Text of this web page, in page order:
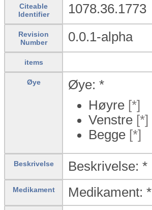
Citeable
Identifier
1078.36.1773
Revision
Number
0.0.1-alpha
items
Øye
Øye: *
Høyre [*]
Venstre [*]
Begge [*]
Beskrivelse Beskrivelse: *
Medikament Medikament: *